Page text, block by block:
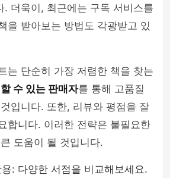
. 더욱이, 최근에는 구독 서비스를
을 받아보는 방법도 각광받고 있
는 단순히 가장 저렴한 책을 찾는
수 있는 판매자를 통해 고품질
입니다. 또한, 리뷰와 평점을 잘
합니다. 이러한 전략은 불필요한
도움이 될 것입니다.
: 다양한 서점을 비교해보세요.